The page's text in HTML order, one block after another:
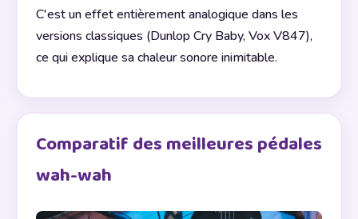
C'est un effet entièrement analogique dans les
versions classiques (Dunlop Cry Baby, Vox V847),
ce qui explique sa chaleur sonore inimitable.
Comparatif des meilleures pédales
wah-wah